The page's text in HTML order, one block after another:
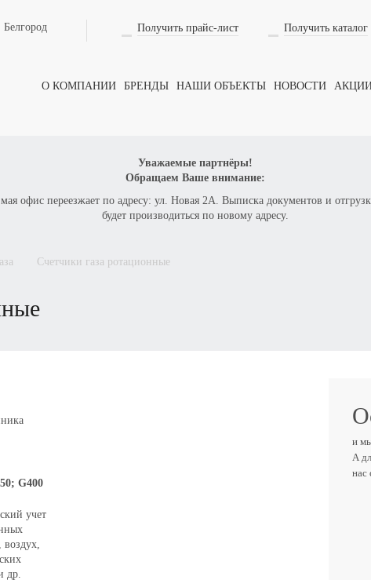
Белгород Получить прайс-лист Получить каталог
О КОМПАНИИ БРЕНДЫ НАШИ ОБЪЕКТЫ НОВОСТИ
Уважаемые партнёры!
Обращаем Ваше внимание:
офис переезжает по адресу: ул. Новая 2А. Выписка документов и
будет производиться по новому адресу.
счетчики газа ротационные
G400
учет
воздух,
др.
и
А
нас